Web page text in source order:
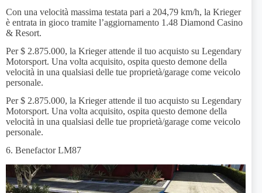
Con una velocità massima testata pari a 204,79 km/h, la Krieger
è entrata in gioco tramite l’aggiornamento 1.48 Diamond Casino
& Resort.
Per $ 2.875.000, la Krieger attende il tuo acquisto su Legendary
Motorsport. Una volta acquisito, ospita questo demone della
velocità in una qualsiasi delle tue proprietà/garage come veicolo
personale.
Per $ 2.875.000, la Krieger attende il tuo acquisto su Legendary
Motorsport. Una volta acquisito, ospita questo demone della
velocità in una qualsiasi delle tue proprietà/garage come veicolo
personale.
6. Benefactor LM87